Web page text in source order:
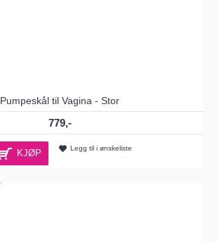
Pumpeskål til Vagina - Stor
779,-
KJØP Legg til i ønskeliste